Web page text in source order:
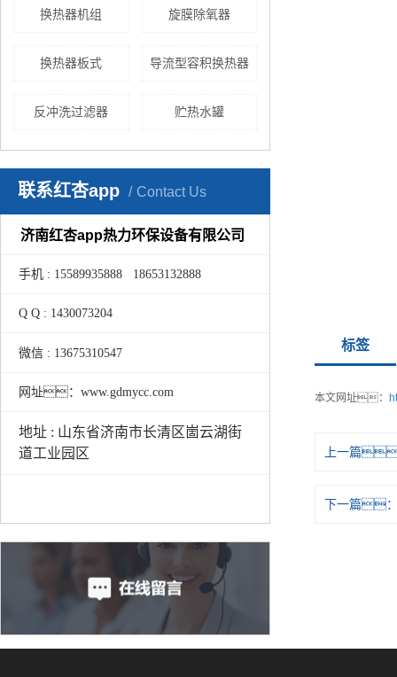
换热器机组 旋膜除氧器
换热器板式 导流型容积换热器
反冲洗过滤器 贮热水罐
联系红杏app Contact Us
济南红杏app热力环保设备有限公司
手机 : 15589935888 18653132888
Q Q : 1430073204
微信 : 13675310547
网址：www.gdmycc.com
地址 : 山东省济南市长清区崮云湖街
道工业园区
标签
本文网址：
上一篇
下一篇